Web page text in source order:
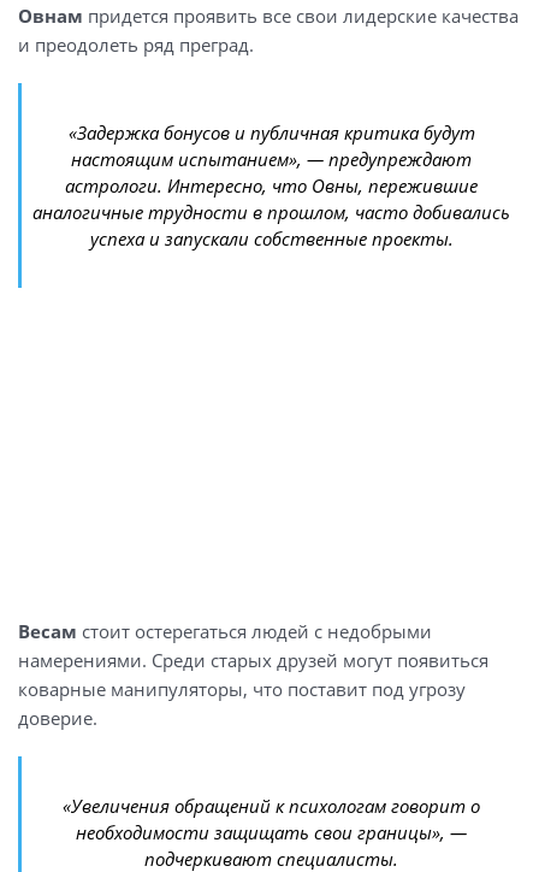
Овнам придется проявить все свои лидерские качества
и преодолеть ряд преград.
«Задержка бонусов и публичная критика будут
настоящим испытанием», — предупреждают
астрологи. Интересно, что Овны, пережившие
аналогичные трудности в прошлом, часто добивались
успеха и запускали собственные проекты.
Весам стоит остерегаться людей с недобрыми
намерениями. Среди старых друзей могут появиться
коварные манипуляторы, что поставит под угрозу
доверие.
«Увеличения обращений к психологам говорит о
необходимости защищать свои границы», —
подчеркивают специалисты.